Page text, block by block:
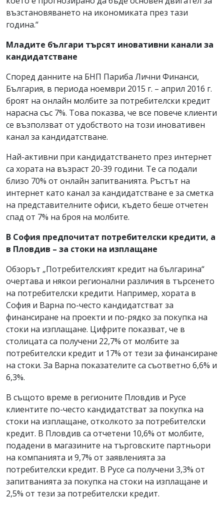
възстановяването на икономиката през тази
година.“
Младите българи търсят иновативни канали за
кандидатстване
Според данните на БНП Париба Лични Финанси,
България, в периода ноември 2015 г. – април 2016 г.
броят на онлайн молбите за потребителски кредит
нарасна със 7%. Това показва, че все повече клиенти
се възползват от удобството на този иновативен
канал за кандидатстване.
Най-активни при кандидатстването през интернет
са хората на възраст 20-39 години. Те са подали
близо 70% от онлайн запитванията. Ръстът на
интернет като канал за кандидатстване е за сметка
на представителните офиси, където беше отчетен
спад от 7% на броя на молбите.
В София предпочитат потребителски кредити, а
в Пловдив – за стоки на изплащане
Обзорът „Потребителският кредит на българина“
очертава и някои регионални различия в търсенето
на потребителски кредити. Например, хората в
София и Варна по-често кандидатстват за
финансиране на проекти и по-рядко за покупка на
стоки на изплащане. Цифрите показват, че в
столицата са получени 22,7% от молбите за
потребителски кредит и 17% от тези за финансиране
на стоки. За Варна показателите са съответно 6,6% и
6,3%.
В същото време в регионите Пловдив и Русе
клиентите по-често кандидатстват за покупка на
стоки на изплащане, отколкото за потребителски
кредит. В Пловдив са отчетени 10,6% от молбите,
подадени в магазините на търговските партньори
на компанията и 9,7% от заявленията за
потребителски кредит. В Русе са получени 3,3% от
запитванията за покупка на стоки на изплащане и
2,5% от тези за потребителски кредит.